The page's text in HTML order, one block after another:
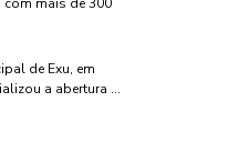
de Exu, em
a abertura …